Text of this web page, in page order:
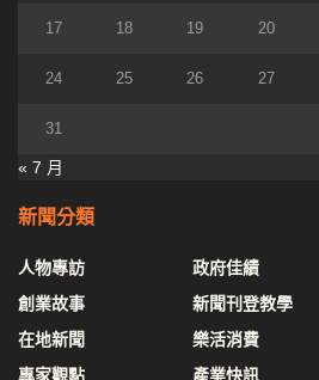
17 18 19 20
24 25 26 27
31
« 7 月
新聞分類
人物專訪
創業故事
在地新聞
專家觀點
政府佳績
新聞刊登教學
樂活消費
產業快訊